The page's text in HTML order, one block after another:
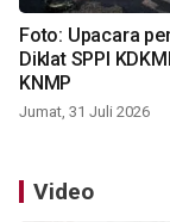
Foto: Upacara
Diklat SPPI
KNMP
Jumat, 31 Juli 2026
Video